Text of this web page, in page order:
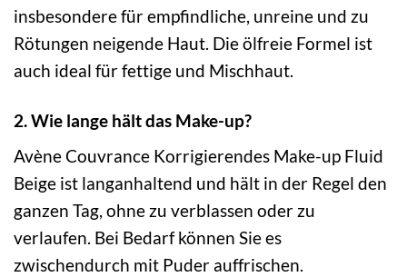
insbesondere für empfindliche, unreine und zu
Rötungen neigende Haut. Die ölfreie Formel ist
auch ideal für fettige und Mischhaut.
2. Wie lange hält das Make-up?
Avène Couvrance Korrigierendes Make-up Fluid
Beige ist langanhaltend und hält in der Regel den
ganzen Tag, ohne zu verblassen oder zu
verlaufen. Bei Bedarf können Sie es
zwischendurch mit Puder auffrischen.